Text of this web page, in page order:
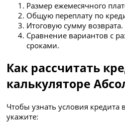
Размер ежемесячного
Общую переплату по
Итоговую сумму возврата.
Сравнение вариантов с
сроками.
Как рассчитать
калькуляторе
Чтобы узнать условия кредита
укажите: